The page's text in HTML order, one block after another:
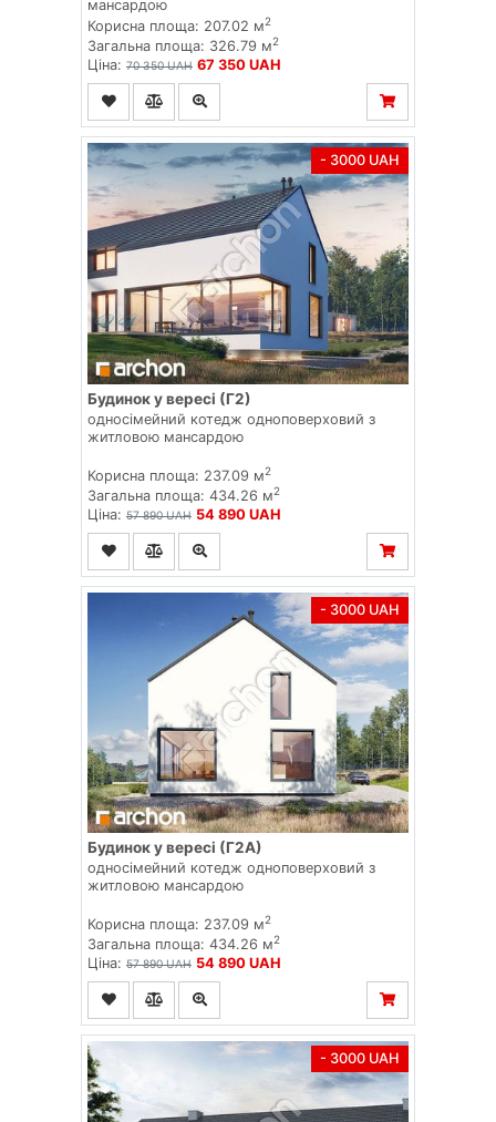
мансардою
Корисна площа: 207.02 м2
Загальна площа: 326.79 м2
Ціна: 70 350 UAH 67 350 UAH
- 3000 UAH
Будинок у вересі (Г2)
односімейний котедж одноповерховий з
житловою мансардою
Корисна площа: 237.09 м2
Загальна площа: 434.26 м2
Ціна: 57 890 UAH 54 890 UAH
- 3000 UAH
Будинок у вересі (Г2А)
односімейний котедж одноповерховий з
житловою мансардою
Корисна площа: 237.09 м2
Загальна площа: 434.26 м2
Ціна: 57 890 UAH 54 890 UAH
- 3000 UAH